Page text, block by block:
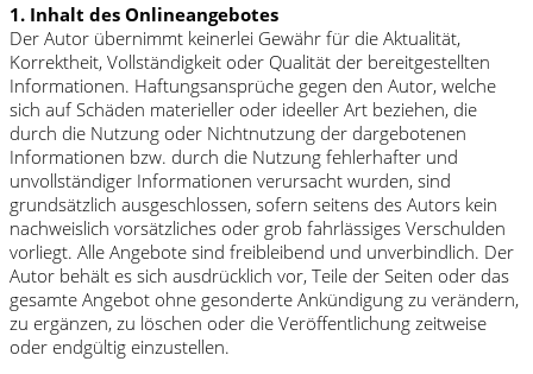
1. Inhalt des Onlineangebotes
Der Autor übernimmt keinerlei Gewähr für die Aktualität,
Korrektheit, Vollständigkeit oder Qualität der bereitgestellten
Informationen. Haftungsansprüche gegen den Autor, welche
sich auf Schäden materieller oder ideeller Art beziehen, die
durch die Nutzung oder Nichtnutzung der dargebotenen
Informationen bzw. durch die Nutzung fehlerhafter und
unvollständiger Informationen verursacht wurden, sind
grundsätzlich ausgeschlossen, sofern seitens des Autors kein
nachweislich vorsätzliches oder grob fahrlässiges Verschulden
vorliegt. Alle Angebote sind freibleibend und unverbindlich. Der
Autor behält es sich ausdrücklich vor, Teile der Seiten oder das
gesamte Angebot ohne gesonderte Ankündigung zu verändern,
zu ergänzen, zu löschen oder die Veröffentlichung zeitweise
oder endgültig einzustellen.